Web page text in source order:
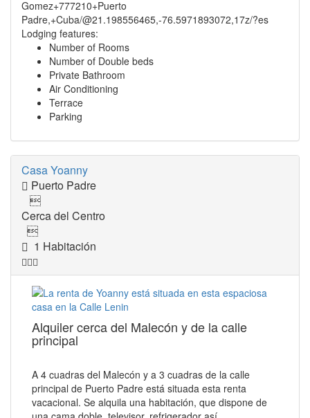
Gomez+777210+Puerto
Padre,+Cuba/@21.198556465,-76.5971893072,17z/?es
Lodging features:
Number of Rooms
Number of Double beds
Private Bathroom
Air Conditioning
Terrace
Parking
Casa Yoanny
Puerto Padre

Cerca del Centro

1 Habitación
Alquiler cerca del Malecón y de la calle
principal
A 4 cuadras del Malecón y a 3 cuadras de la calle
principal de Puerto Padre está situada esta renta
vacacional. Se alquila una habitación, que dispone de